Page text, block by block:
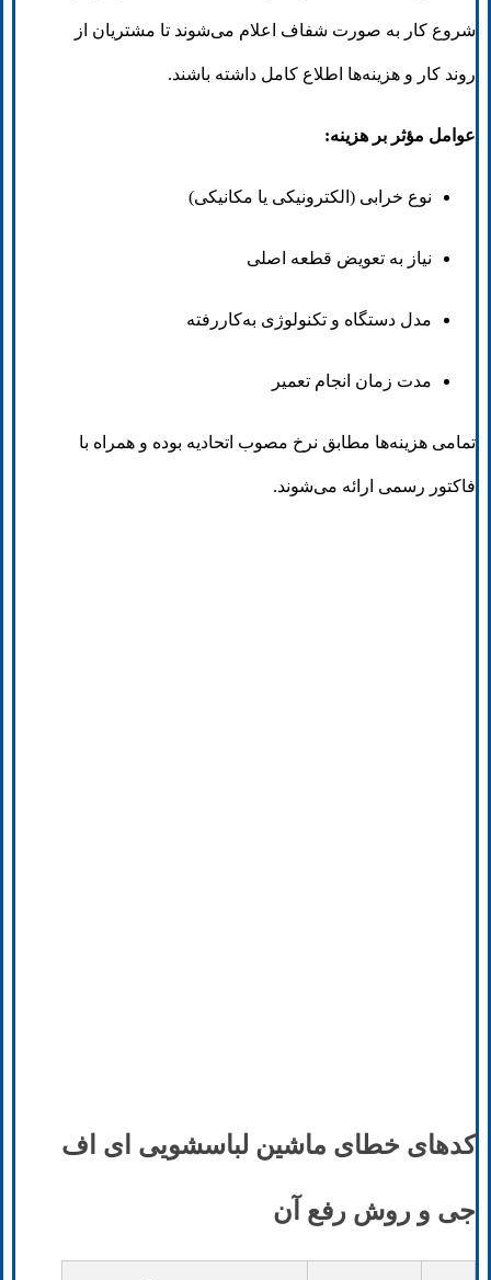
شروع کار به صورت شفاف اعلام می‌شوند تا مشتریان از
روند کار و هزینه‌ها اطلاع کامل داشته باشند.
عوامل مؤثر بر هزینه:
نوع خرابی (الکترونیکی یا مکانیکی)
نیاز به تعویض قطعه اصلی
مدل دستگاه و تکنولوژی به‌کاررفته
مدت زمان انجام تعمیر
تمامی هزینه‌ها مطابق نرخ مصوب اتحادیه بوده و همراه با
فاکتور رسمی ارائه می‌شوند.
کدهای خطای ماشین لباسشویی ای اف
جی و روش رفع آن